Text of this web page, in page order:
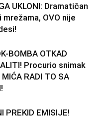
UKLONI: Dramatičan
OVO nije
BOMBA OTKAD
Procurio snimak
RADI TO SA
PREKID EMISIJE!